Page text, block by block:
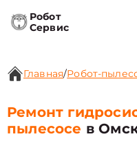
Робот
Сервис
Главная/Робот-
Ремонт
пылесосе в